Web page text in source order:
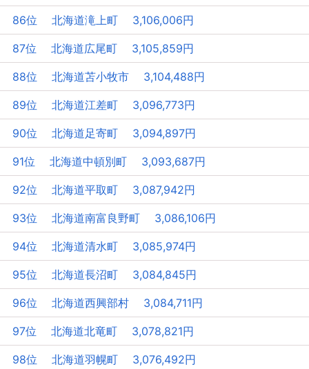
86位 北海道滝上町 3,106,006円
87位 北海道広尾町 3,105,859円
88位 北海道苫小牧市 3,104,488円
89位 北海道江差町 3,096,773円
90位 北海道足寄町 3,094,897円
91位 北海道中頓別町 3,093,687円
92位 北海道平取町 3,087,942円
93位 北海道南富良野町 3,086,106円
94位 北海道清水町 3,085,974円
95位 北海道長沼町 3,084,845円
96位 北海道西興部村 3,084,711円
97位 北海道北竜町 3,078,821円
98位 北海道羽幌町 3,076,492円